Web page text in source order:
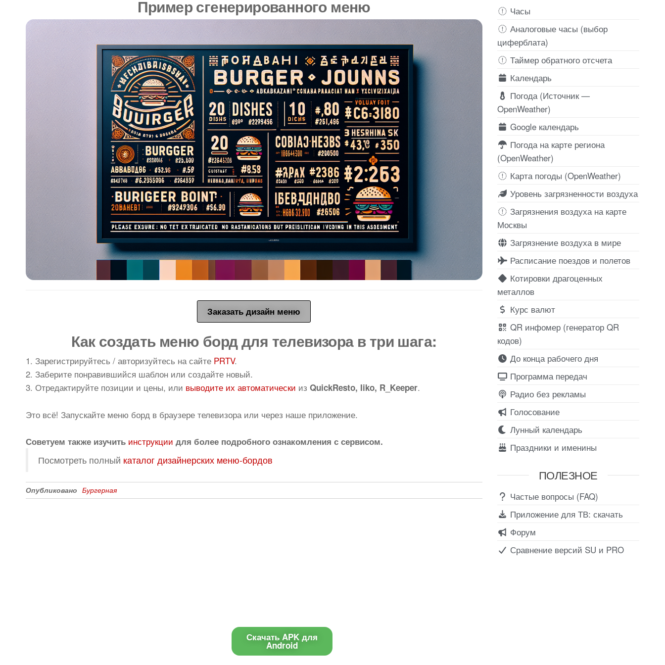
Пример сгенерированного меню
Заказать дизайн меню
Как создать меню борд для телевизора в три шага:
1. Зарегистрируйтесь / авторизуйтесь на сайте PRTV.
2. Заберите понравившийся шаблон или создайте новый.
3. Отредактируйте позиции и цены, или выводите их автоматически из QuickResto, Iiko, R_Keeper.
Это всё! Запускайте меню борд в браузере телевизора или через наше приложение.
Советуем также изучить инструкции для более подробного ознакомления с сервисом.
Посмотреть полный каталог дизайнерских меню-бордов
Опубликовано Бургерная
Часы
Аналоговые часы (выбор
циферблата)
Таймер обратного отсчета
Календарь
Погода (Источник —
OpenWeather)
Google календарь
Погода на карте региона
(OpenWeather)
Карта погоды (OpenWeather)
Уровень загрязненности воздуха
Загрязнения воздуха на карте
Москвы
Загрязнение воздуха в мире
Расписание поездов и полетов
Котировки драгоценных
металлов
Курс валют
QR инфомер (генератор QR
кодов)
До конца рабочего дня
Программа передач
Радио без рекламы
Голосование
Лунный календарь
Праздники и именины
ПОЛЕЗНОЕ
Частые вопросы (FAQ)
Приложение для ТВ: скачать
Форум
Сравнение версий SU и PRO
Скачать APK для
Android